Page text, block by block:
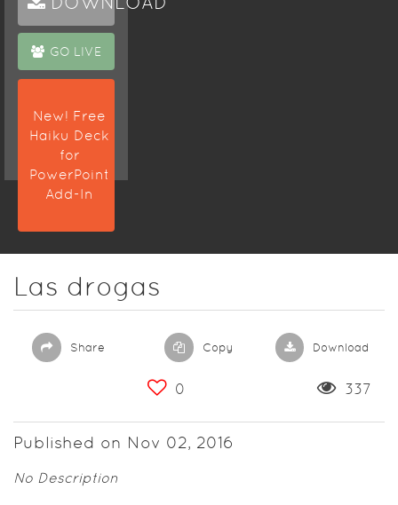
GO LIVE
New! Free
Haiku Deck
for
PowerPoint
Add-In
Las drogas
Share Copy Download
0 337
Published on Nov 02, 2016
No Description